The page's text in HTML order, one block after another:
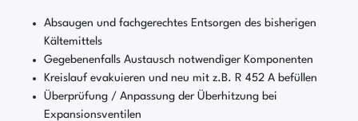
Absaugen und fachgerechtes Entsorgen des bisherigen
Kältemittels
Gegebenenfalls Austausch notwendiger Komponenten
Kreislauf evakuieren und neu mit z.B. R 452 A befüllen
Überprüfung / Anpassung der Überhitzung bei
Expansionsventilen